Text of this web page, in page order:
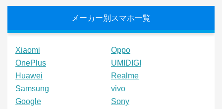
メーカー別スマホ一覧
Xiaomi
Oppo
OnePlus
UMIDIGI
Huawei
Realme
Samsung
vivo
Google
Sony